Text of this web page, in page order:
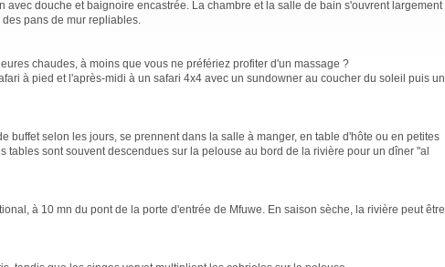
avec douche et baignoire encastrée. La chambre et la salle de bain s'ouvrent largement
pans de mur repliables.
chaudes, à moins que vous ne préfériez profiter d'un massage ?
à pied et l'après-midi à un safari 4x4 avec un sundowner au coucher du soleil puis un
buffet selon les jours, se prennent dans la salle à manger, en table d'hôte ou en petites
tables sont souvent descendues sur la pelouse au bord de la rivière pour un dîner "al
à 10 mn du pont de la porte d'entrée de Mfuwe. En saison sèche, la rivière peut être